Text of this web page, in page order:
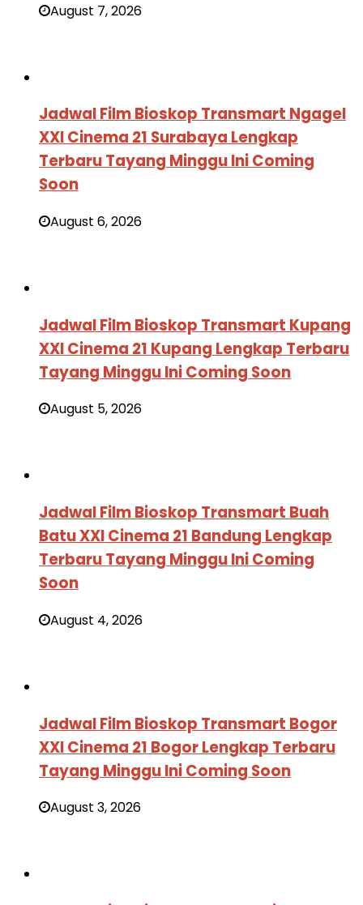
August 7, 2026
Jadwal Film Bioskop Transmart Ngagel
XXI Cinema 21 Surabaya Lengkap
Terbaru Tayang Minggu Ini Coming
Soon
August 6, 2026
Jadwal Film Bioskop Transmart Kupang
XXI Cinema 21 Kupang Lengkap Terbaru
Tayang Minggu Ini Coming Soon
August 5, 2026
Jadwal Film Bioskop Transmart Buah
Batu XXI Cinema 21 Bandung Lengkap
Terbaru Tayang Minggu Ini Coming
Soon
August 4, 2026
Jadwal Film Bioskop Transmart Bogor
XXI Cinema 21 Bogor Lengkap Terbaru
Tayang Minggu Ini Coming Soon
August 3, 2026